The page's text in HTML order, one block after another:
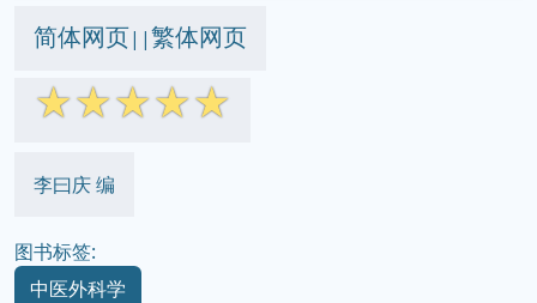
简体网页||繁体网页
☆☆☆☆☆
李曰庆 编
图书标签:
中医外科学